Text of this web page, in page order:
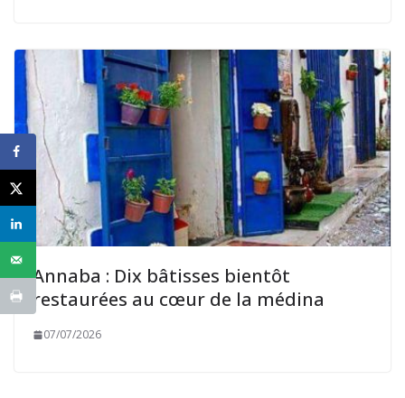
Annaba : Dix bâtisses bientôt
restaurées au cœur de la médina
07/07/2026